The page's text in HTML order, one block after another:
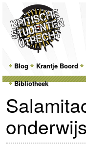
MainSkip
to
primary
content
Skip
to
secondary
content
Blog Krantje Boord
Bibliotheek